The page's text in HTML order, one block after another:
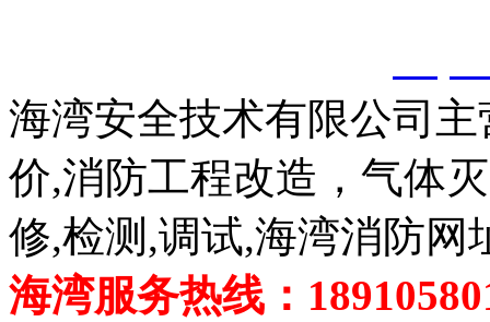
海湾安全技术有限公司
价,消防工程改造，气体
修,检测,调试,海湾消防网
海湾服务热线：